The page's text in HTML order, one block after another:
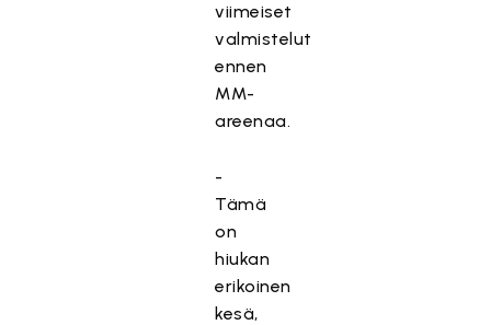
viimeiset
valmistelut
ennen
MM-
areenaa.
-
Tämä
on
hiukan
erikoinen
kesä,